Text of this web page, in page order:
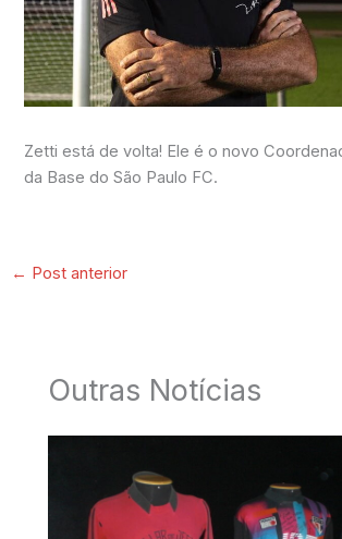
Zetti está de volta! Ele é o novo
da Base do São Paulo FC.
← Post anterior
Outras Notícias